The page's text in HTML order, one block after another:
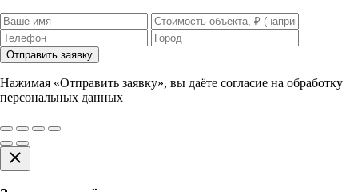
Отправить заявку
Нажимая «Отправить заявку», вы даёте согласие на обработку
персональных данных